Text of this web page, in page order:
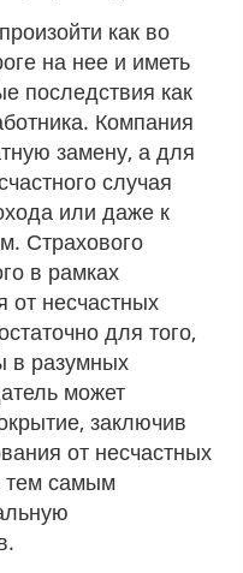
как во
на нее и иметь
последствия как
Компания
замену, а для
случая
или даже к
Страхового
в рамках
от несчастных
для того,
в разумных
может
заключив
от несчастных
тем самым